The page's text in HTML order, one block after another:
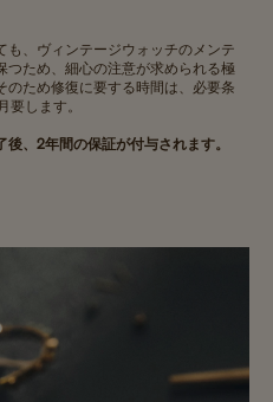
も、ヴィンテージウォッチのメンテ
つため、細心の注意が求められる極
ため修復に要する時間は、必要条
します。
、2年間の保証が付与されます。